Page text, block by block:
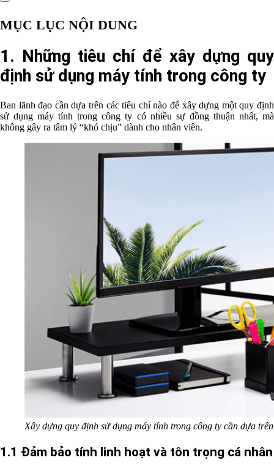
MỤC LỤC NỘI DUNG
1. Những tiêu chí để xây dựng quy
định sử dụng máy tính trong công ty
Ban lãnh đạo cần dựa trên các tiêu chí nào để xây dựng một quy định
sử dụng máy tính trong công ty có nhiều sự đồng thuận nhất, mà
không gây ra tâm lý “khó chịu” dành cho nhân viên.
Xây dựng quy định sử dụng máy tính trong công ty cần dựa
1.1 Đảm bảo tính linh hoạt và tôn trọng cá nhân